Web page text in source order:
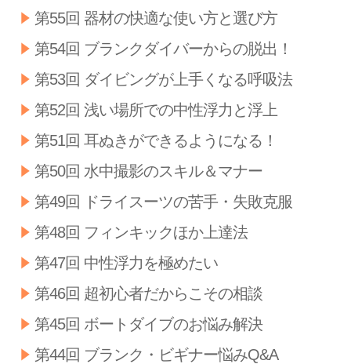
第55回 器材の快適な使い方と選び方
第54回 ブランクダイバーからの脱出！
第53回 ダイビングが上手くなる呼吸法
第52回 浅い場所での中性浮力と浮上
第51回 耳ぬきができるようになる！
第50回 水中撮影のスキル＆マナー
第49回 ドライスーツの苦手・失敗克服
第48回 フィンキックほか上達法
第47回 中性浮力を極めたい
第46回 超初心者だからこその相談
第45回 ボートダイブのお悩み解決
第44回 ブランク・ビギナー悩みQ&A